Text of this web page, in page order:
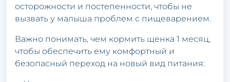
осторожности и постепенности, чтобы не
вызвать у малыша проблем с пищеварением.
Важно понимать, чем кормить щенка 1 месяц,
чтобы обеспечить ему комфортный и
безопасный переход на новый вид питания: